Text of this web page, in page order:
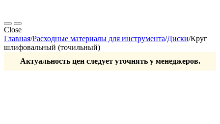
Close
Главная/Расходные материалы для инструмента/Диски/Круг
шлифовальный (точильный)
Актуальность цен следует уточнять у менеджеров.